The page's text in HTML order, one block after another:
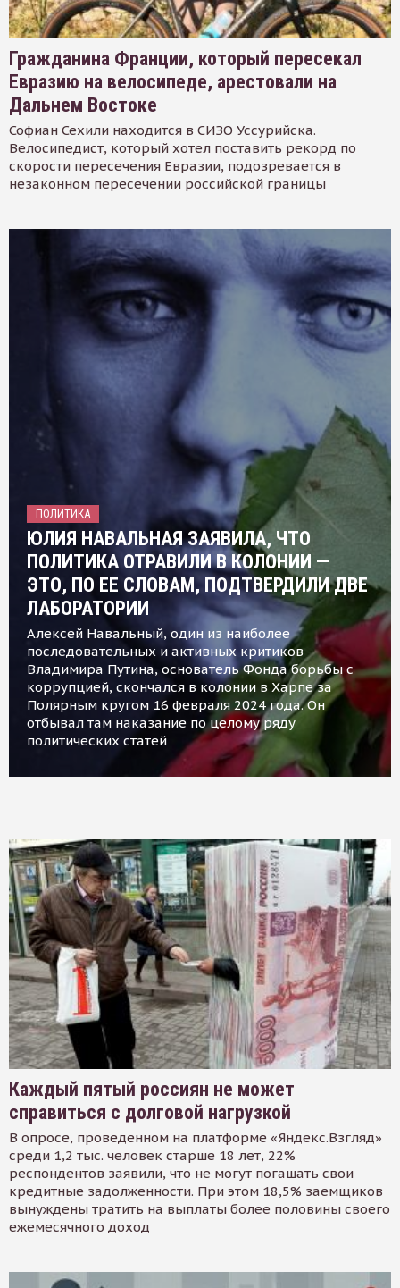
Гражданина Франции, который пересекал
Евразию на велосипеде, арестовали на
Дальнем Востоке
Софиан Сехили находится в СИЗО Уссурийска.
Велосипедист, который хотел поставить рекорд по
скорости пересечения Евразии, подозревается в
незаконном пересечении российской границы
ПОЛИТИКА
ЮЛИЯ НАВАЛЬНАЯ ЗАЯВИЛА, ЧТО
ПОЛИТИКА ОТРАВИЛИ В КОЛОНИИ —
ЭТО, ПО ЕЕ СЛОВАМ, ПОДТВЕРДИЛИ ДВЕ
ЛАБОРАТОРИИ
Алексей Навальный, один из наиболее
последовательных и активных критиков
Владимира Путина, основатель Фонда борьбы с
коррупцией, скончался в колонии в Харпе за
Полярным кругом 16 февраля 2024 года. Он
отбывал там наказание по целому ряду
политических статей
Каждый пятый россиян не может
справиться с долговой нагрузкой
В опросе, проведенном на платформе «Яндекс.Взгляд»
среди 1,2 тыс. человек старше 18 лет, 22%
респондентов заявили, что не могут погашать свои
кредитные задолженности. При этом 18,5% заемщиков
вынуждены тратить на выплаты более половины своего
ежемесячного доход